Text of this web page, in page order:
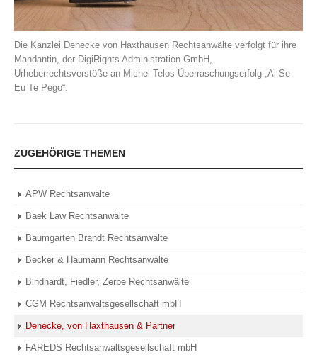
Die Kanzlei Denecke von Haxthausen Rechtsanwälte verfolgt für ihre
Mandantin, der DigiRights Administration GmbH,
Urheberrechtsverstöße an Michel Telos Überraschungserfolg „Ai Se
Eu Te Pego“.
ZUGEHÖRIGE THEMEN
APW Rechtsanwälte
Baek Law Rechtsanwälte
Baumgarten Brandt Rechtsanwälte
Becker & Haumann Rechtsanwälte
Bindhardt, Fiedler, Zerbe Rechtsanwälte
CGM Rechtsanwaltsgesellschaft mbH
Denecke, von Haxthausen & Partner
FAREDS Rechtsanwaltsgesellschaft mbH